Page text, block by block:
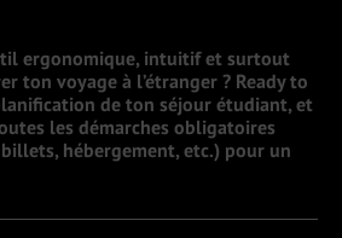
ergonomique, intuitif et surtout
ton voyage à l’étranger ? Ready to
de ton séjour étudiant, et
les démarches obligatoires
billets, hébergement, etc.) pour un